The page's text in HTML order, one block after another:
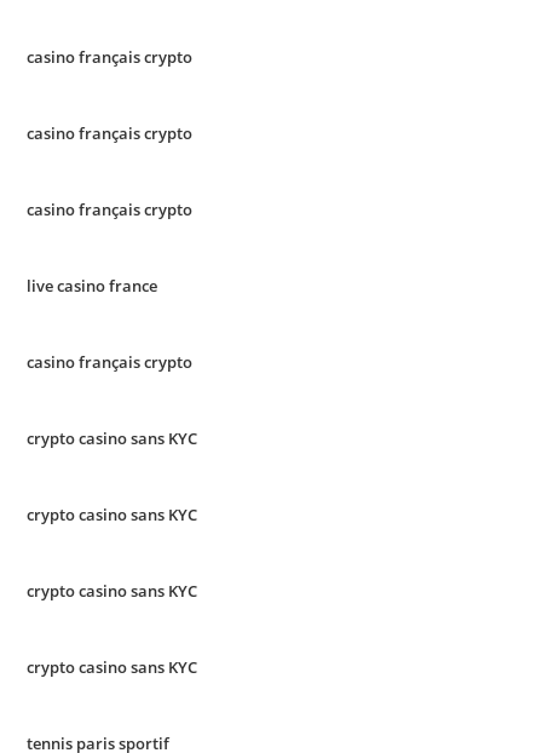
casino français crypto
casino français crypto
casino français crypto
live casino france
casino français crypto
crypto casino sans KYC
crypto casino sans KYC
crypto casino sans KYC
crypto casino sans KYC
tennis paris sportif